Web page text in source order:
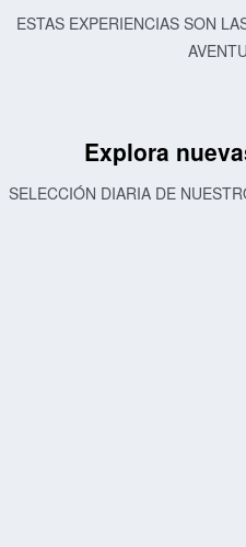
ESTAS EXPERIENCIAS SON
Explora
SELECCIÓN DIARIA DE